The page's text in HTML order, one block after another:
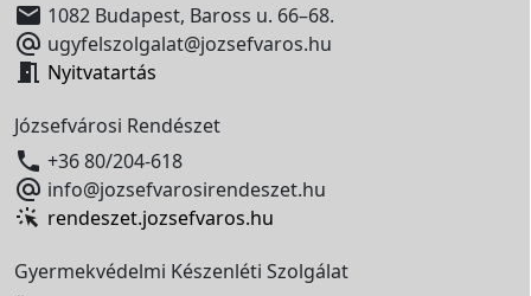
 1082 Budapest, Baross u. 66–68.
 ugyfelszolgalat@jozsefvaros.hu
 Nyitvatartás
Józsefvárosi Rendészet
 +36 80/204-618
 info@jozsefvarosirendeszet.hu
rendeszet.jozsefvaros.hu
Gyermekvédelmi Készenléti Szolgálat